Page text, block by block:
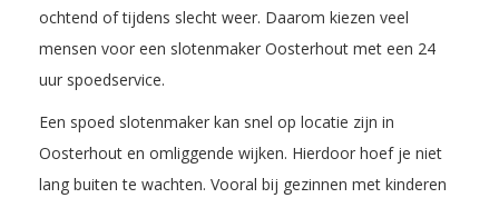
ochtend of tijdens slecht weer. Daarom kiezen veel
mensen voor een slotenmaker Oosterhout met een 24
uur spoedservice.
Een spoed slotenmaker kan snel op locatie zijn in
Oosterhout en omliggende wijken. Hierdoor hoef je niet
lang buiten te wachten. Vooral bij gezinnen met kinderen